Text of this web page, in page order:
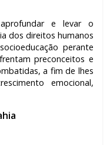
e levar o
dos direitos humanos
perante
preconceitos e
a fim de lhes
emocional,